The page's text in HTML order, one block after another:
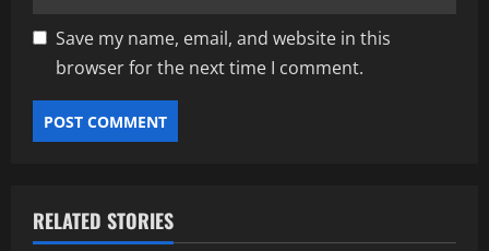
Save my name, email, and website in this
browser for the next time I comment.
RELATED STORIES